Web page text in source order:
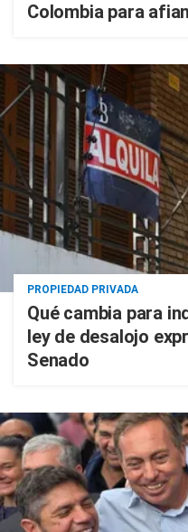
Colombia para
PROPIEDAD PRIVADA
Qué cambia para
ley de desalojo
Senado